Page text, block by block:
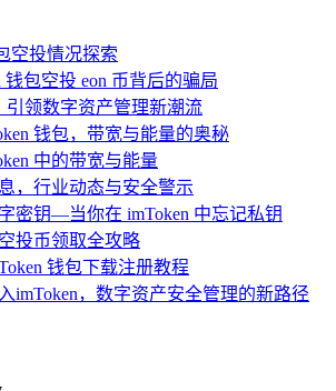
空投情况探索
钱包空投 eon 币背后的骗局
引领数字资产管理新潮流
钱包，带宽与能量的奥秘
中的带宽与能量
，行业动态与安全警示
密钥—当你在 imToken 中忘记私钥
投币领取全攻略
钱包下载注册教程
imToken，数字资产安全管理的新路径